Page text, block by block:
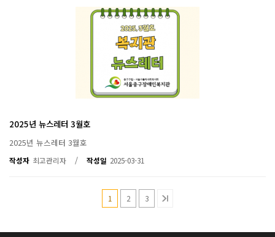
2025년 뉴스레터 3월호
2025년 뉴스레터 3월호
작성자 최고관리자 / 작성일 2025-03-31
1 2 3